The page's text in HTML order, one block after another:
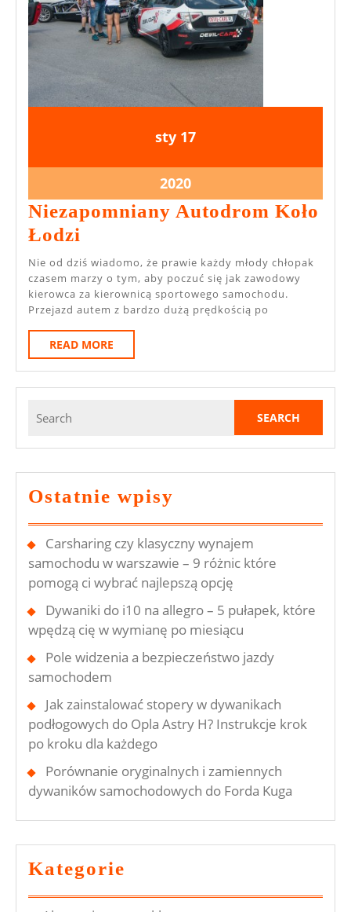
sty17
2020
1717
202017
stycznia
Niezapomniany Autodrom Koło
Łodzi
Autodrom
Koło
Łodzi
Nie od dziś wiadomo, że prawie każdy młody chłopak
czasem marzy o tym, aby poczuć się jak zawodowy
kierowca za kierownicą sportowego samochodu.
Przejazd autem z bardzo dużą prędkością po
READ MORE
MORE
for:
Ostatnie wpisy
Carsharing czy klasyczny wynajem
samochodu w warszawie – 9 różnic które
pomogą ci wybrać najlepszą opcję
Dywaniki do i10 na allegro – 5 pułapek, które
wpędzą cię w wymianę po miesiącu
Pole widzenia a bezpieczeństwo jazdy
samochodem
Jak zainstalować stopery w dywanikach
podłogowych do Opla Astry H? Instrukcje krok
po kroku dla każdego
Porównanie oryginalnych i zamiennych
dywaników samochodowych do Forda Kuga
Kategorie